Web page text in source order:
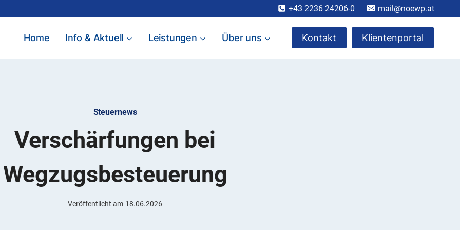
+43 2236 24206-0 mail@noewp.at
Home Info & Aktuell Leistungen Über uns Kontakt Klientenportal
Steuernews
Verschärfungen bei
Wegzugsbesteuerung
Veröffentlicht am 18.06.2026